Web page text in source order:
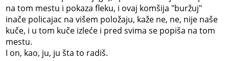
na tom mestu i pokaza fleku, i ovaj komšija "buržuj"
inače policajac na višem položaju, kaže ne, ne, nije naše
kuče, i u tom kuče izleće i pred svima se popiša na tom
mestu.
I on, kao, ju, ju šta to radiš.